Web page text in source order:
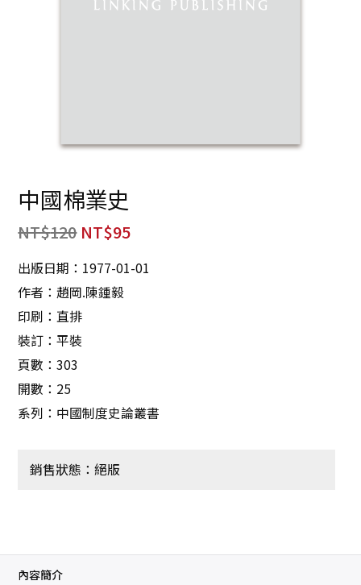
中國棉業史
NT$120 NT$95
出版日期：1977-01-01
作者：趙岡.陳鍾毅
印刷：直排
裝訂：平裝
頁數：303
開數：25
系列：中國制度史論叢書
銷售狀態：絕版
內容簡介